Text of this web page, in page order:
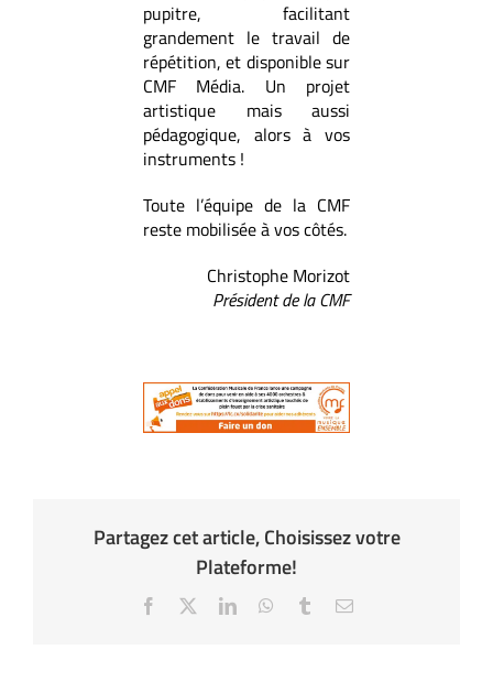
pupitre, facilitant
grandement le travail de
répétition, et disponible sur
CMF Média. Un projet
artistique mais aussi
pédagogique, alors à vos
instruments !
Toute l’équipe de la CMF
reste mobilisée à vos côtés.
Christophe Morizot
Président de la CMF
Partagez cet article, Choisissez votre
Plateforme!
Facebook LinkedInWhatsApp
TumblrEmail